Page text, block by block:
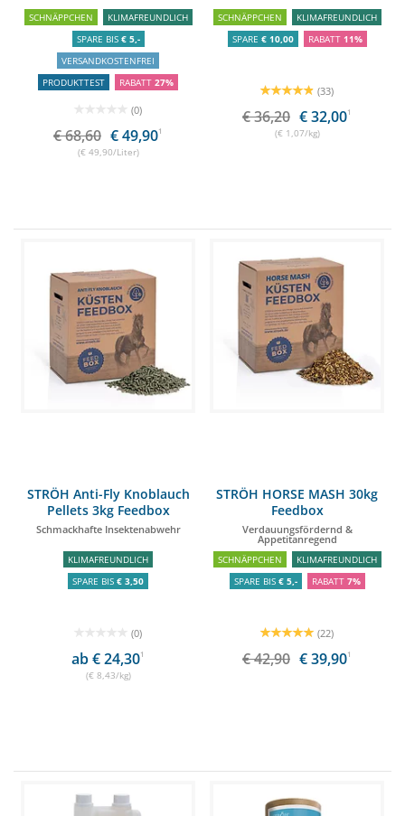
SCHNÄPPCHEN
KLIMAFREUNDLICH
SPARE BIS € 5,-
VERSANDKOSTENFREI
PRODUKTTEST
RABATT 27%
(0)
€ 68,60 € 49,901
(€ 49,90/Liter)
SCHNÄPPCHEN
KLIMAFREUNDLICH
SPARE € 10,00 RABATT 11%
(33)
€ 36,20 € 32,001
(€ 1,07/kg)
STRÖH Anti-Fly Knoblauch
Pellets 3kg Feedbox
Schmackhafte Insektenabwehr
KLIMAFREUNDLICH
SPARE BIS € 3,50
(0)
ab € 24,301
(€ 8,43/kg)
STRÖH HORSE MASH 30kg
Feedbox
Verdauungsfördernd &
Appetitanregend
SCHNÄPPCHEN
KLIMAFREUNDLICH
SPARE BIS € 5,- RABATT 7%
(22)
€ 42,90 € 39,901